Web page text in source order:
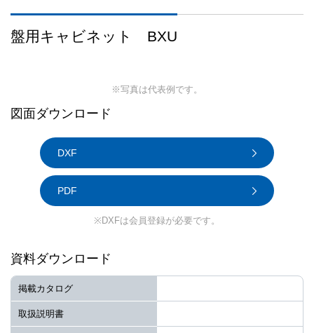
盤用キャビネット BXU
※写真は代表例です。
図面ダウンロード
DXF
PDF
※DXFは会員登録が必要です。
資料ダウンロード
掲載カタログ
取扱説明書